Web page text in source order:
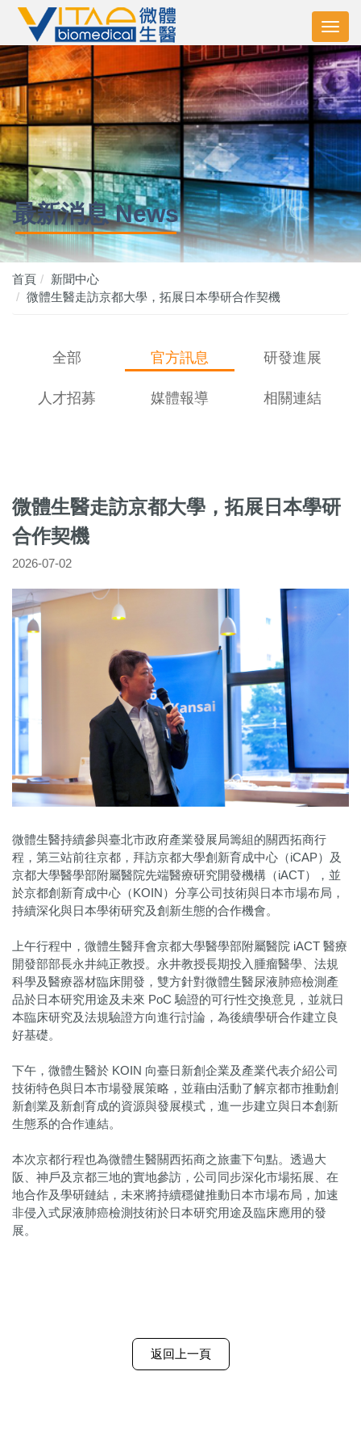
最新消息 News
首頁
新聞中心
微體生醫走訪京都大學，拓展日本學研合作契機
全部 官方訊息 研發進展
人才招募 媒體報導 相關連結
微體生醫走訪京都大學，拓展日本學研
合作契機
2026-07-02
微體生醫持續參與臺北市政府產業發展局籌組的關西拓商行
程，第三站前往京都，拜訪京都大學創新育成中心（iCAP）及
京都大學醫學部附屬醫院先端醫療研究開發機構（iACT），並
於京都創新育成中心（KOIN）分享公司技術與日本市場布局，
持續深化與日本學術研究及創新生態的合作機會。
上午行程中，微體生醫拜會京都大學醫學部附屬醫院 iACT 醫療
開發部部長永井純正教授。永井教授長期投入腫瘤醫學、法規
科學及醫療器材臨床開發，雙方針對微體生醫尿液肺癌檢測產
品於日本研究用途及未來 PoC 驗證的可行性交換意見，並就日
本臨床研究及法規驗證方向進行討論，為後續學研合作建立良
好基礎。
下午，微體生醫於 KOIN 向臺日新創企業及產業代表介紹公司
技術特色與日本市場發展策略，並藉由活動了解京都市推動創
新創業及新創育成的資源與發展模式，進一步建立與日本創新
生態系的合作連結。
本次京都行程也為微體生醫關西拓商之旅畫下句點。透過大
阪、神戶及京都三地的實地參訪，公司同步深化市場拓展、在
地合作及學研鏈結，未來將持續穩健推動日本市場布局，加速
非侵入式尿液肺癌檢測技術於日本研究用途及臨床應用的發
展。
返回上一頁